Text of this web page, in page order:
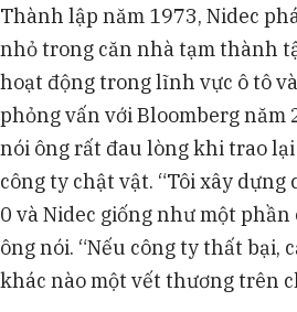
Thành lập năm 1973, Nidec
nhỏ trong căn nhà tạm thành
hoạt động trong lĩnh vực ô tô
phỏng vấn với Bloomberg năm
nói ông rất đau lòng khi trao
công ty chật vật. “Tôi xây dựng
0 và Nidec giống như một phần
ông nói. “Nếu công ty thất bại,
khác nào một vết thương trên